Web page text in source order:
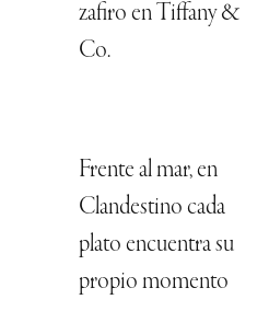
zafiro en Tiffany &
Co.
Frente al mar, en
Clandestino cada
plato encuentra su
propio momento